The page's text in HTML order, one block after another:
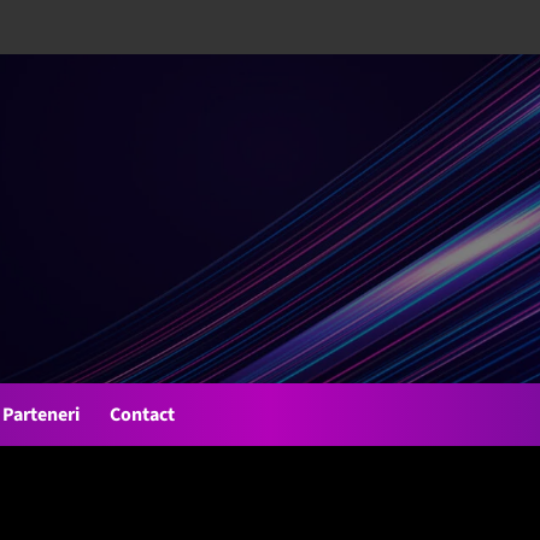
Parteneri Contact